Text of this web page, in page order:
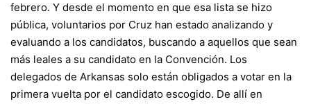
febrero. Y desde el momento en que esa lista se hizo
pública, voluntarios por Cruz han estado analizando y
evaluando a los candidatos, buscando a aquellos que sean
más leales a su candidato en la Convención. Los
delegados de Arkansas solo están obligados a votar en la
primera vuelta por el candidato escogido. De allí en